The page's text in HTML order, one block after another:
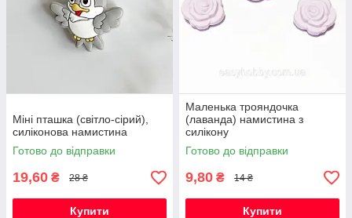
Міні пташка (світло-сірий),
силіконова намистина
Готово до відправки
19,60 ₴ 28 ₴
Купити
Маленька трояндочка
(лаванда) намистина з
силікону
Готово до відправки
9,80 ₴ 14 ₴
Купити